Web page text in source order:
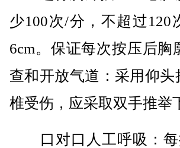
少100次/分，不超过120
6cm。保证每次按压后
查和开放气道：采用仰
椎受伤，应采取双手推举
口对口人工呼吸：每